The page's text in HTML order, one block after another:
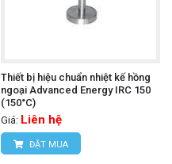
Thiết bị hiệu chuẩn nhiệt kế hồng
ngoại Advanced Energy IRC 150
(150°C)
Giá: Liên hệ
ĐẶT MUA